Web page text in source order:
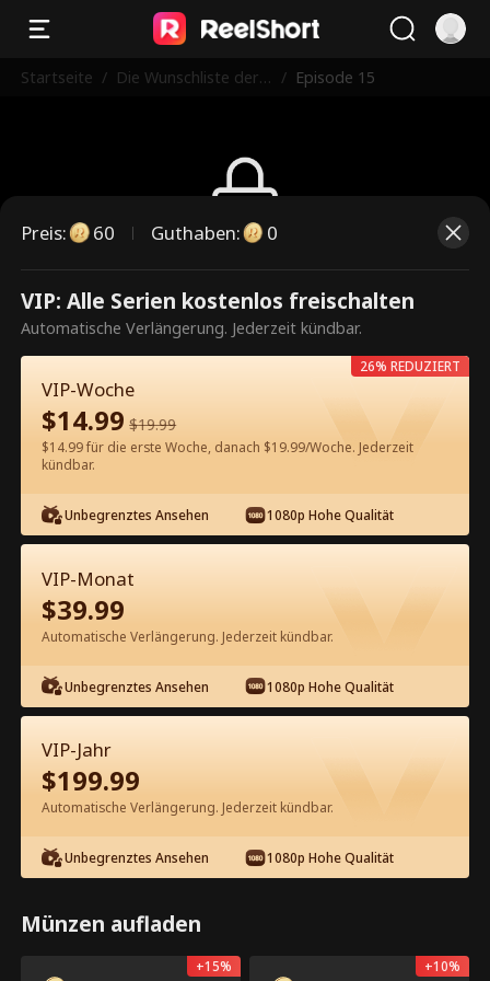
Startseite / Die Wunschliste der J
/ Episode 15
Dies ist eine kostenpflichtige
Episode. Bitte entsperren, um
weiterzusehen.
60
Episode 15 - Die Wunschliste der
Jungfrau Kompletter Film
1-50 51-82
15 16 19
64.2kApp-exklusiv: Kostenlos
freischalten
Preis: 60 Guthaben: 0
VIP: Alle Serien kostenlos freischalten
Automatische Verlängerung. Jederzeit kündbar.
VIP-Woche
$14.99 $19.99
$14.99 für die erste Woche, danach $19.99/Woche. Jederzeit
kündbar.
Unbegrenztes Ansehen 1080p Hohe Qualität
26% REDUZIERT
VIP-Monat
$39.99
Automatische Verlängerung. Jederzeit kündbar.
Unbegrenztes Ansehen 1080p Hohe Qualität
VIP-Jahr
$199.99
Automatische Verlängerung. Jederzeit kündbar.
Unbegrenztes Ansehen 1080p Hohe Qualität
Münzen aufladen
+15% +10%